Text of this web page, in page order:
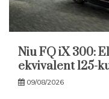
Niu FQ iX 300:
ekvivalent 125-
09/08/2026